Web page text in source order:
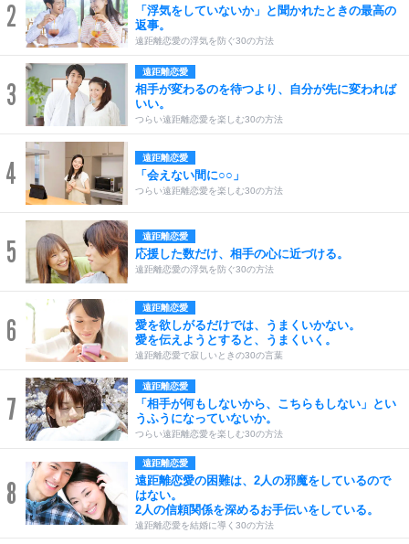
2
「浮気をしていないか」と聞かれたときの最高の
返事。
遠距離恋愛の浮気を防ぐ30の方法
3
遠距離恋愛
相手が変わるのを待つより、自分が先に変われば
いい。
つらい遠距離恋愛を楽しむ30の方法
4 遠距離恋愛
「会えない間に○○」
つらい遠距離恋愛を楽しむ30の方法
5 遠距離恋愛
応援した数だけ、相手の心に近づける。
遠距離恋愛の浮気を防ぐ30の方法
6
遠距離恋愛
愛を欲しがるだけでは、うまくいかない。
愛を伝えようとすると、うまくいく。
遠距離恋愛で寂しいときの30の言葉
7
遠距離恋愛
「相手が何もしないから、こちらもしない」とい
うふうになっていないか。
つらい遠距離恋愛を楽しむ30の方法
8
遠距離恋愛
遠距離恋愛の困難は、2人の邪魔をしているので
はない。
2人の信頼関係を深めるお手伝いをしている。
遠距離恋愛を結婚に導く30の方法